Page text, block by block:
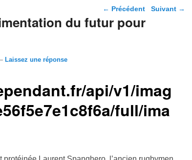
Navigation dans les
← Précédent Suivant →
du futur pour
Laissez une réponse